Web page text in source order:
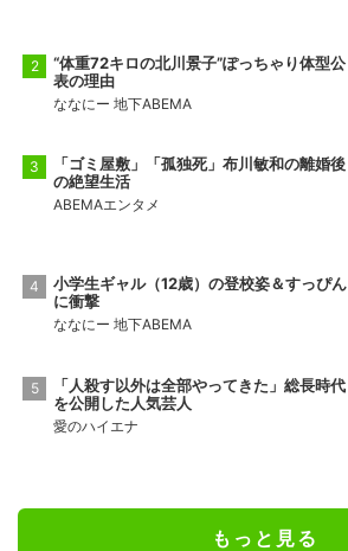
“体重72キロの北川景子”ぽっちゃり体型公
表の理由
ななにー 地下ABEMA
「ゴミ屋敷」「孤独死」布川敏和の離婚後
の絶望生活
ABEMAエンタメ
小学生ギャル（12歳）の登校姿＆すっぴん
に衝撃
ななにー 地下ABEMA
「人殺す以外は全部やってきた」総長時代
を公開した人気芸人
愛のハイエナ
もっと見る